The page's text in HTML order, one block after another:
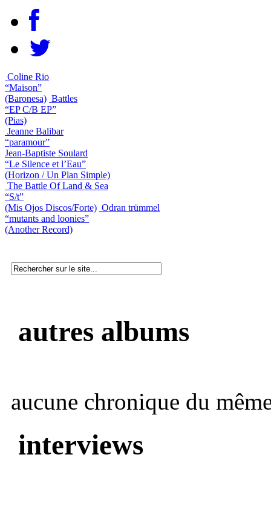
Coline Rio
“Maison”
(Baronesa) Battles
“EP C/B EP”
(Pias)
Jeanne Balibar
“paramour”
Jean-Baptiste Soulard
“Le Silence et l’Eau”
(Horizon / Un Plan Simple)
The Battle Of Land & Sea
“S/t”
(Mis Ojos Discos/Forte) Odran trümmel
“mutants and loonies”
(Another Record)
autres albums
aucune chronique du
interviews